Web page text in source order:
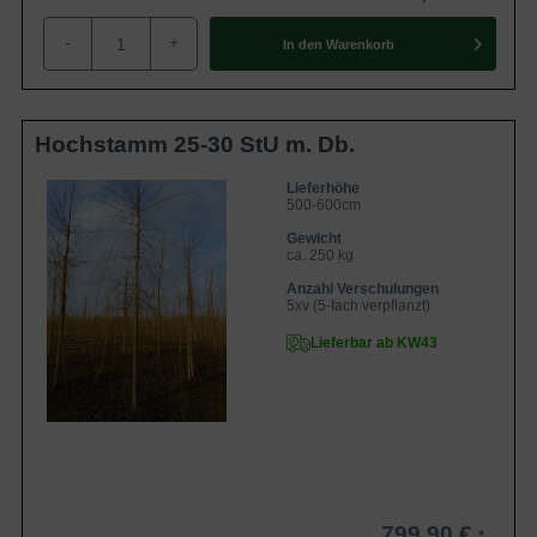
Die Weide gilt generell als winterhart und robust. Die
Temperaturen bis zu minus 26 Grad Celsius und ist damit
sicher gehen will, kann diese Gartenschönheit in jungen
Jahren durch eine Bedeckung mit einem Vlies
unterstützen.
Verwendung der Salix babylonica
Diese asiatische Weidenschönheit bezaubert mit einer
anmutigen Wuchslinie und einer einzigartigen
Ausstrahlung. Die idyllische Trauerform wirkt in
zugleich mit ihrem Wurzelgeflecht ab. Salix babylonica ist
- + In den Warenkorb
Hochstamm 25-30 StU m. Db.
Lieferhöhe
500-600cm
Gewicht
ca. 250 kg
Anzahl Verschulungen
5xv (5-fach verpflanzt)
Lieferbar ab KW43